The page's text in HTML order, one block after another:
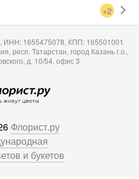
+2
1655475078, КПП: 165501001
респ. Татарстан, город Казань г.о.,
д. 10/54, офис 3
Флорист.ру
и букетов